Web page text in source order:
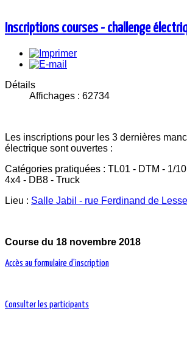
Inscriptions courses - challenge
Détails
Affichages : 62734
Les inscriptions pour les 3 dernières
électrique sont ouvertes :
Catégories pratiquées : TL01 - DTM - 1/
4x4 - DB8 - Truck
Lieu : Salle Jabil - rue Ferdinand de
Course du 18 novembre 2018
Accès au formulaire d'inscription
Consulter les participants